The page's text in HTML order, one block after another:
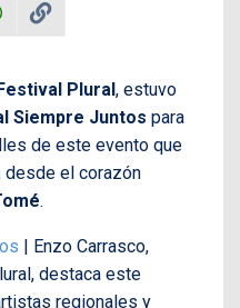
Festival Plural , estuvo
Siempre Juntos para
de este evento que
desde el corazón
.
| Enzo Carrasco,
destaca este
regionales y